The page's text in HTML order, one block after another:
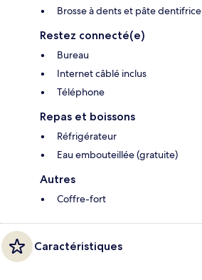
Brosse à dents et pâte dentifrice
Restez connecté(e)
Bureau
Internet câblé inclus
Téléphone
Repas et boissons
Réfrigérateur
Eau embouteillée (gratuite)
Autres
Coffre-fort
Caractéristiques